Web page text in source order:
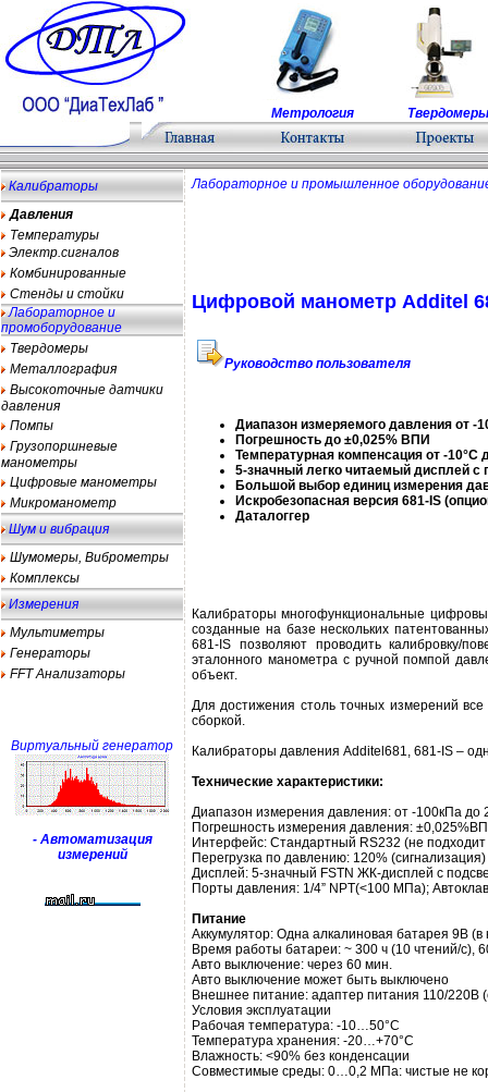
Метрология Твердомеры
Калибраторы
Давления
Температуры
Электр.сигналов
Комбинированные
Стенды и стойки
Лабораторное и
промоборудование
Твердомеры
Металлография
Высокоточные датчики
давления
Помпы
Грузопоршневые
манометры
Цифровые манометры
Микроманометр
Шум и вибрация
Шумомеры, Виброметры
Комплексы
Измерения
Мультиметры
Генераторы
FFT Анализаторы
Виртуальный генератор
- Автоматизация
измерений
Лабораторное и промышленное
Цифровой манометр Additel
Руководство пользователя
Диапазон измеряемого давления от -
Погрешность до ±0,025% ВПИ
Температурная компенсация от -10°С
5-значный легко читаемый дисплей с
Большой выбор единиц измерения
Искробезопасная версия 681-IS
Даталоггер
Калибраторы многофункциональные
созданные на базе нескольких
681-IS позволяют проводить калибровку/
эталонного манометра с ручной помпой
объект.
Для достижения столь точных измерений
сборкой.
Калибраторы давления Additel681, 681-IS –
Технические характеристики:
Диапазон измерения давления: от -100кПа
Погрешность измерения давления:
Интерфейс: Стандартный RS232 (не
Перегрузка по давлению: 120% (сигнализация)
Дисплей: 5-значный FSTN ЖК-дисплей с
Порты давления: 1/4” NPT(<100 МПа);
Питание
Аккумулятор: Одна алкалиновая батарея 9В (в
Время работы батареи: ~ 300 ч (10 чтений/с),
Авто выключение: через 60 мин.
Авто выключение может быть выключено
Внешнее питание: адаптер питания 110/220В
Условия эксплуатации
Рабочая температура: -10…50°C
Температура хранения: -20…+70°C
Влажность: <90% без конденсации
Совместимые среды: 0…0,2 МПа: чистые не